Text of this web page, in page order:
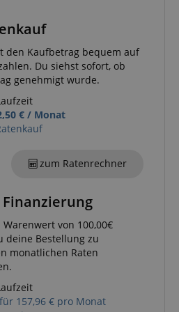
den Kaufbetrag bequem auf
Du siehst sofort, ob
genehmigt wurde.
€ / Monat
zum Ratenrechner
Finanzierung
von 100,00€
deine Bestellung zu
monatlichen Raten
157,96 € pro Monat
www.kirstein.de
CookieScript
.kirstein.de